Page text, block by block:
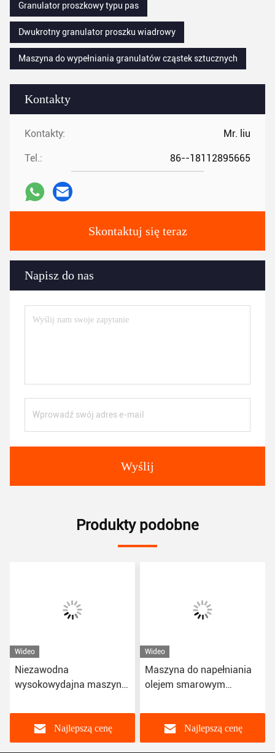
Kontakty
Kontakty: Mr. liu
Tel.: 86--18112895665
Skontaktuj się teraz
Napisz do nas
Wyślij
Granulator proszkowy typu pas
Dwukrotny granulator proszku wiadrowy
Maszyna do wypełniania granulatów cząstek sztucznych
Produkty podobne
Wideo
Niezawodna
wysokowydajna maszyna
smarowym
Najlepszą cenę
Wideo
Maszyna do napełniania
olejem smarowym
wyjściowej 25L Model
Najlepszą cenę